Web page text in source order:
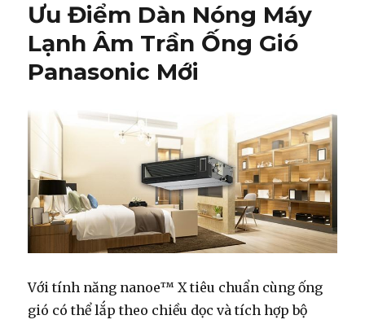
trần
trần
ống
không?
Ưu Điểm Dàn Nóng Máy
Lạnh Âm Trần Ống Gió
Panasonic Mới
Với tính năng nanoe™ X tiêu chuẩn cùng ống
gió có thể lắp theo chiều dọc và tích hợp bộ